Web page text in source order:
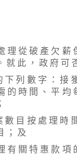
從 破 產 欠 薪
此 ， 政 府 可
列 數 字 ：
時 間 、 平
目 按 處 理
； 及
有 關 特 惠 款